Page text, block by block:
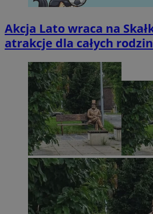
Akcja Lato wraca na
atrakcje dla całych rodzin